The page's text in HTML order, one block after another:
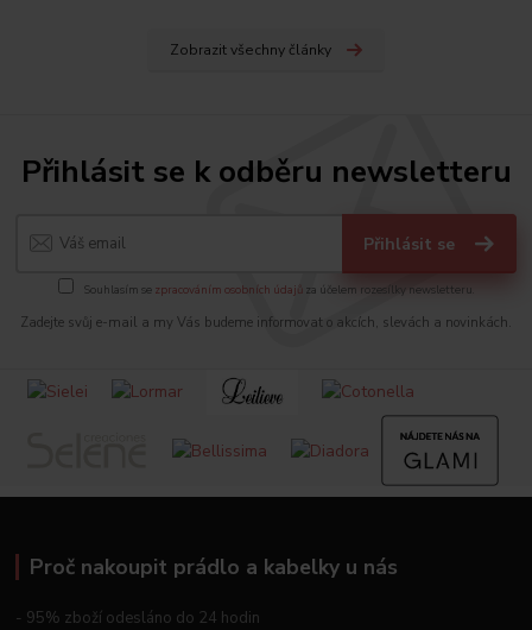
Zobrazit všechny články
Přihlásit se k odběru newsletteru
Přihlásit se
Souhlasím se zpracováním osobních údajů za účelem rozesílky newsletteru.
Zadejte svůj e-mail a my Vás budeme informovat o akcích, slevách a novinkách.
Proč nakoupit prádlo a kabelky u nás
- 95% zboží odesláno do 24 hodin